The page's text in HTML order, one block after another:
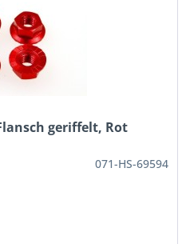
geriffelt, Rot
071-HS-69594